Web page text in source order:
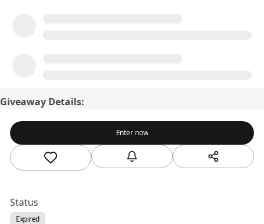
Giveaway Details:
Enter now
Status
Expired